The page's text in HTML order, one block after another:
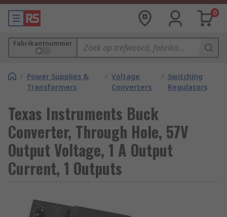
0
Fabrikantnummer
/ Power Supplies &
Transformers
/ Voltage
Converters
/ Switching
Regulators
Texas Instruments Buck
Converter, Through Hole, 57V
Output Voltage, 1 A Output
Current, 1 Outputs